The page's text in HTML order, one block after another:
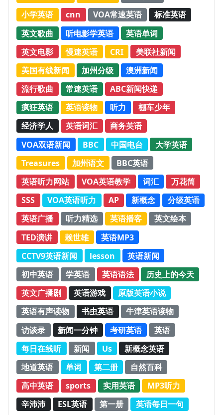
小学英语
cnn VOA常速英语
标准英语
英文歌曲
听电影学英语
英语单词
英文电影
慢速英语 CRI
美联社新闻
美国有线新闻
加州分级
澳洲新闻
流行歌曲
常速英语
ABC新闻快递
疯狂英语
英语读物 听力
棚车少年
经济学人
英语词汇
商务英语
VOA双语新闻
BBC 中国电台
大学英语
Treasures
加州语文
BBC英语
英语听力网站
VOA英语教学 词汇
万花筒
SSS
VOA英语听力 AP 新概念
分级英语
英语广播
听力精选 英语播客
英文绘本
TED演讲
赖世雄
英语MP3
CCTV9英语新闻
lesson
英语新闻
初中英语
学英语 英语语法
历史上的今天
英文广播剧
英语游戏
原版英语小说
英语有声读物
书虫英语
牛津英语读物
访谈录
新闻一分钟 考研英语
英语
每日在线听
新闻 Us
新概念英语
地道英语
单词 第二册
自然百科
高中英语
sports 实用英语
MP3听力
辛沛沛
ESL英语 第一册
英语每日一句